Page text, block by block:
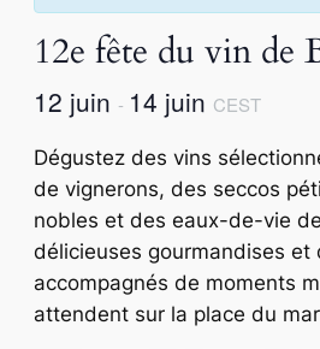
12e fête du vin de
12 juin - 14 juin CEST
Dégustez des vins
de vignerons, des seccos
nobles et des eaux-de-vie
délicieuses gourmandises et
accompagnés de moments
attendent sur la place du